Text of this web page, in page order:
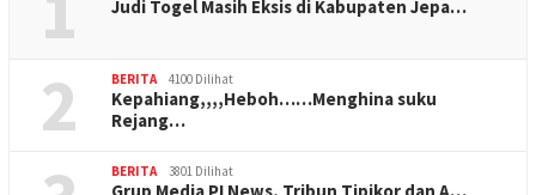
Judi Togel Masih Eksis di Kabupaten Jepa…
2 BERITA 4100 Dilihat
Kepahiang,,,,Heboh……Menghina suku
Rejang…
BERITA 3801 Dilihat